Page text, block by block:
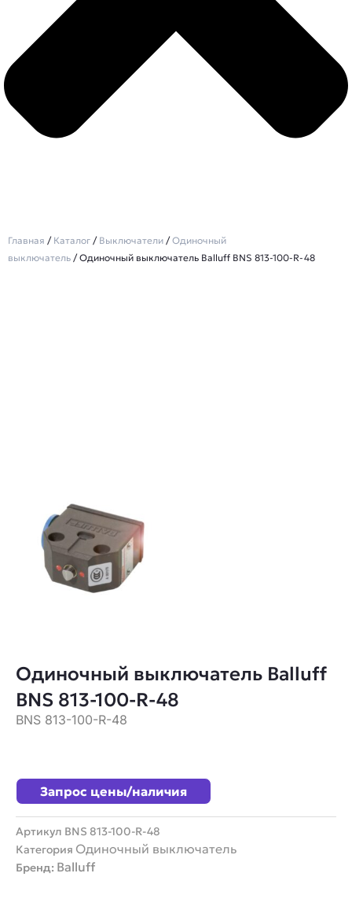
Главная / Каталог / Выключатели /Одиночный
выключатель / Одиночный выключатель Balluff BNS 813-100-R-48
Одиночный выключатель Balluff
BNS 813-100-R-48
BNS 813-100-R-48
Запрос цены/наличия
Артикул BNS 813-100-R-48
Категория Одиночный выключатель
Бренд: Balluff